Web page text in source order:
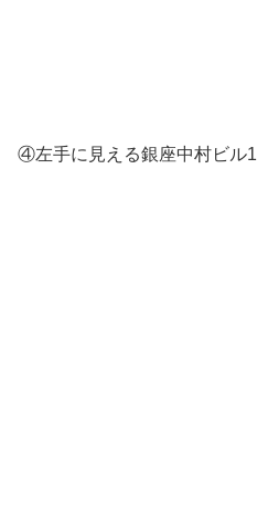
④左手に見える銀座中村ビル